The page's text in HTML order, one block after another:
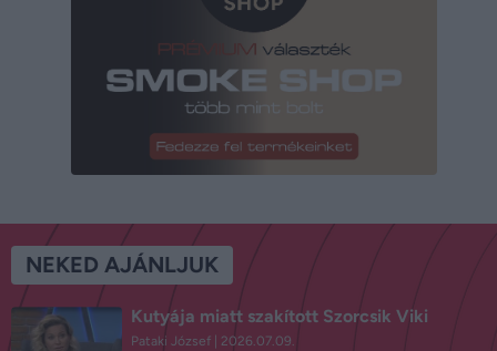
NEKED AJÁNLJUK
Kutyája miatt szakított Szorcsik Viki
Pataki József 2026.07.09.